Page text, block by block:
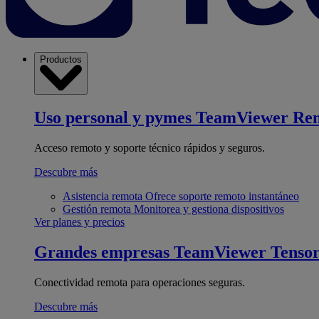
Productos
Uso personal y pymes TeamViewer
Acceso remoto y soporte técnico rápidos y seguros.
Descubre más
Asistencia remota Ofrece soporte remoto instantáneo
Gestión remota Monitorea y gestiona dispositivos
Ver planes y precios
Grandes empresas TeamViewer Tensor
Conectividad remota para operaciones seguras.
Descubre más